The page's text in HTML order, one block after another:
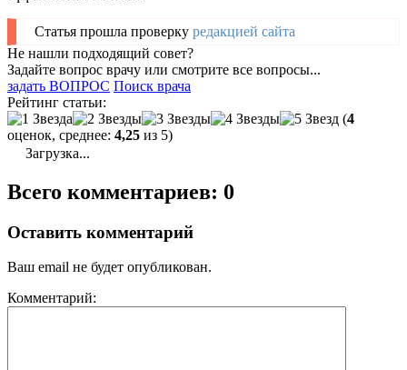
Статья прошла проверку редакцией сайта
Не нашли подходящий совет?
Задайте вопрос врачу или смотрите все вопросы...
задать ВОПРОС Поиск врача
Рейтинг статьи:
(4
оценок, среднее: 4,25 из 5)
Загрузка...
Всего комментариев: 0
Оставить комментарий
Ваш email не будет опубликован.
Комментарий: